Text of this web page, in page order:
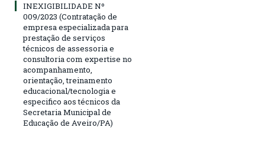
INEXIGIBILIDADE Nº
009/2023 (Contratação de
empresa especializada para
prestação de serviços
técnicos de assessoria e
consultoria com expertise no
acompanhamento,
orientação, treinamento
educacional/tecnologia e
especifico aos técnicos da
Secretaria Municipal de
Educação de Aveiro/PA)